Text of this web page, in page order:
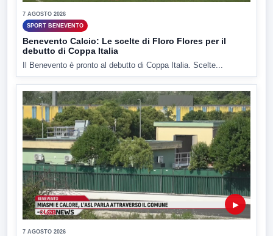
7 AGOSTO 2026
SPORT BENEVENTO
Benevento Calcio: Le scelte di Floro Flores per il
debutto di Coppa Italia
Il Benevento è pronto al debutto di Coppa Italia. Scelte...
▶
7 AGOSTO 2026